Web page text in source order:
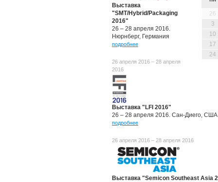
26
3
10
17
24
Выставка
"SMT/Hybrid/Packaging
2016"
26 – 28 апреля 2016.
Нюрнберг, Германия
подробнее
26 апреля 2016 – 28 апреля
2016
Выставка "LFI 2016"
26 – 28 апреля 2016. Сан-Диего, США
подробнее
26 апреля 2016 – 28 апреля 2016
Выставка "Semicon Southeast Asia